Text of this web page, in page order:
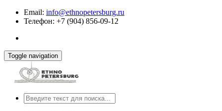
Email: info@ethnopetersburg.ru
Телефон: +7 (904) 856-09-12
Toggle navigation